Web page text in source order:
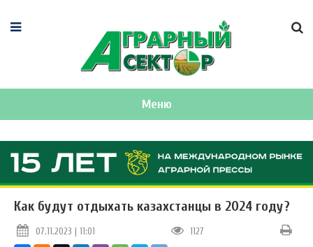
Меню
Как будут отдыхать казахстанцы в 2024 году?
07.11.2023 | 11:01 1127